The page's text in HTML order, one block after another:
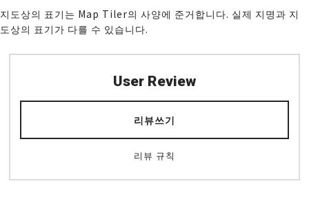
지도상의 표기는 Map Tiler의 사양에 준거합니다. 실제 지명과 지
도상의 표기가 다를 수 있습니다.
User Review
리뷰쓰기
리뷰 규칙